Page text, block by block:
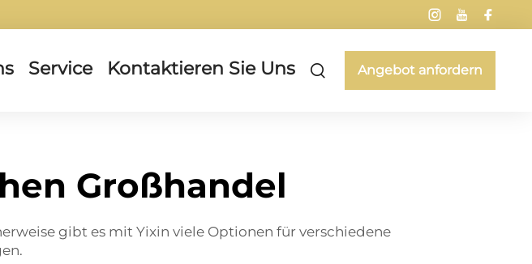
Service Kontaktieren Sie Uns Angebot anfordern
Großhandel
gibt es mit Yixin viele Optionen für verschiedene